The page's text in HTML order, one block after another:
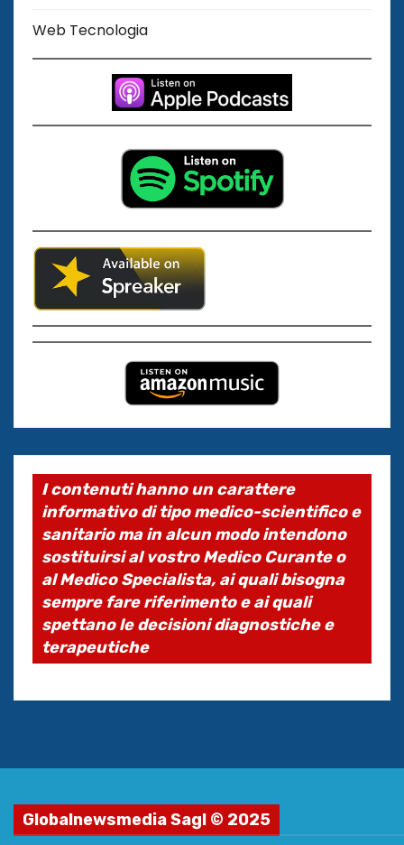
Web Tecnologia
I contenuti hanno un carattere
informativo di tipo medico-scientifico e
sanitario ma in alcun modo intendono
sostituirsi al vostro Medico Curante o
al Medico Specialista, ai quali bisogna
sempre fare riferimento e ai quali
spettano le decisioni diagnostiche e
terapeutiche
Globalnewsmedia Sagl © 2025